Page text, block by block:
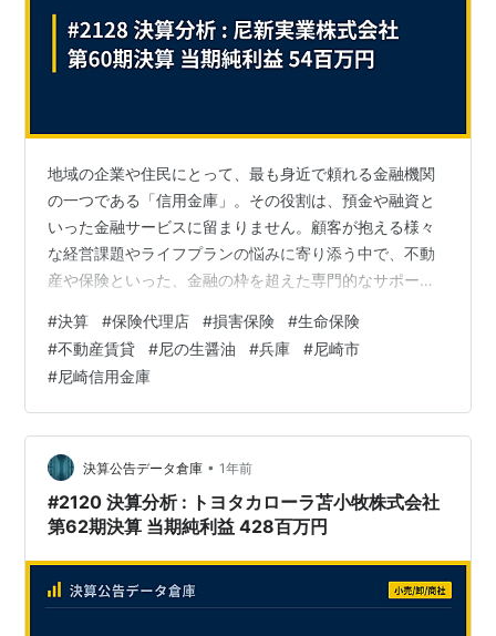
地域の企業や住民にとって、最も身近で頼れる金融機関
の一つである「信用金庫」。その役割は、預金や融資と
いった金融サービスに留まりません。顧客が抱える様々
な経営課題やライフプランの悩みに寄り添う中で、不動
産や保険といった、金融の枠を超えた専門的なサポート
に応えるため、多くの信用金庫は、専門的なサービスを
提供する関連会社を持っています。 今回は、兵庫県尼崎
市を拠点とする大手信用金庫「尼崎信用金庫」の系列企
業として、地域の顧客を支える「尼新実業株式会社」の
決算を読み解きます。保険代理店と不動産事業を両輪と
しながら、さらには「醤油」の販売まで手掛けるとい…
#決算 #保険代理店 #損害保険 #生命保険
#不動産賃貸 #尼の生醤油 #兵庫 #尼崎市
#尼崎信用金庫
決算公告データ倉庫 • 1年前
#2120 決算分析 : トヨタカローラ苫小牧株式会社
第62期決算 当期純利益 428百万円